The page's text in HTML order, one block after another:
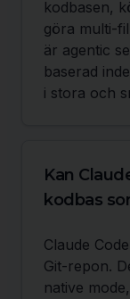
kodbasen,
göra multi-
är agentic
baserad
i stora och
Kan
kodbas
Claude
Git-repon.
native